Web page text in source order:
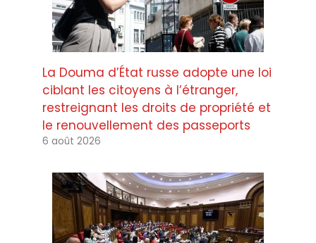
La Douma d’État russe adopte une loi
ciblant les citoyens à l’étranger,
restreignant les droits de propriété et
le renouvellement des passeports
6 août 2026